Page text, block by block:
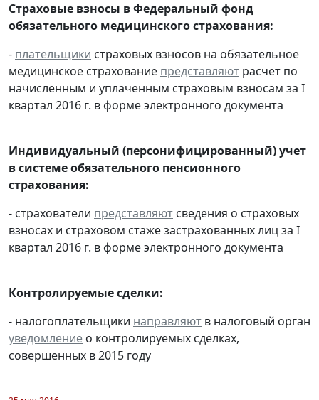
Страховые взносы в Федеральный фонд
обязательного медицинского страхования:
- плательщики страховых взносов на обязательное
медицинское страхование представляют расчет по
начисленным и уплаченным страховым взносам за I
квартал 2016 г. в форме электронного документа
Индивидуальный (персонифицированный) учет
в системе обязательного пенсионного
страхования:
- страхователи представляют сведения о страховых
взносах и страховом стаже застрахованных лиц за I
квартал 2016 г. в форме электронного документа
Контролируемые сделки:
- налогоплательщики направляют в налоговый орган
уведомление о контролируемых сделках,
совершенных в 2015 году